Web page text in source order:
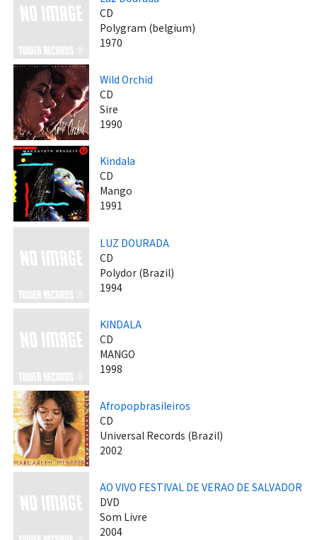
CD
Polygram (belgium)
1970
Wild Orchid
CD
Sire
1990
Kindala
CD
Mango
1991
LUZ DOURADA
CD
Polydor (Brazil)
1994
KINDALA
CD
MANGO
1998
Afropopbrasileiros
CD
Universal Records (Brazil)
2002
AO VIVO FESTIVAL DE VERAO DE SALVADOR
DVD
Som Livre
2004